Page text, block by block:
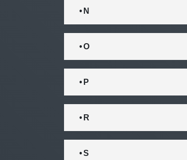
• N
• O
• P
• R
• S